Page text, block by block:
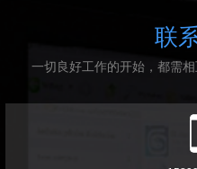
联
一切良好工作的开始，都需